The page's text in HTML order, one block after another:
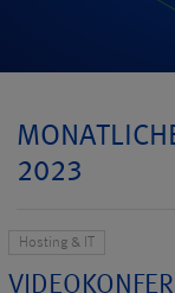
2023
Hosting & IT